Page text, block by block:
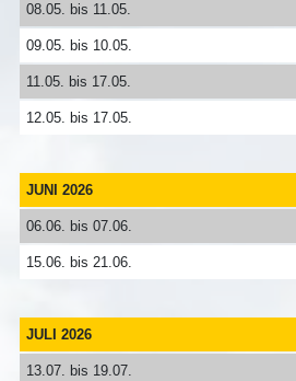
08.05. bis 11.05.
09.05. bis 10.05.
11.05. bis 17.05.
12.05. bis 17.05.
JUNI 2026
06.06. bis 07.06.
15.06. bis 21.06.
JULI 2026
13.07. bis 19.07.